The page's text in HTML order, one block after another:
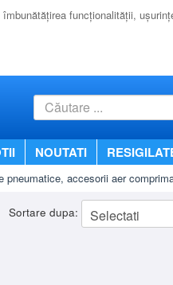
funcţionalităţii,
NOUTATI
pneumatice, accesorii aer
Sortare dupa: